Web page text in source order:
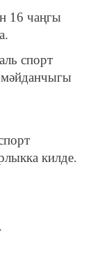
16 чаңгы
спорт
килде.